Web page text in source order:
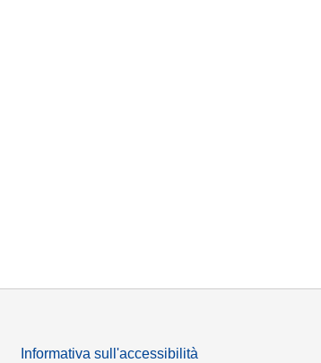
Informativa sull'accessibilità